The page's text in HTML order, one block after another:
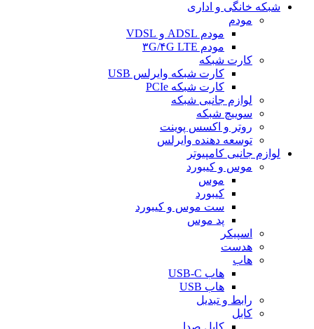
شبکه خانگی و اداری
مودم
مودم ADSL و VDSL
مودم ۳G/۴G LTE
کارت شبکه
کارت شبکه وایرلس USB
کارت شبکه PCIe
لوازم جانبی شبکه
سوییچ شبکه
روتر و اکسس پوینت
توسعه دهنده وایرلس
لوازم جانبی کامپیوتر
موس و کیبورد
موس
کیبورد
ست موس و کیبورد
پد موس
اسپیکر
هدست
هاب
هاب USB-C
هاب USB
رابط و تبدیل
کابل